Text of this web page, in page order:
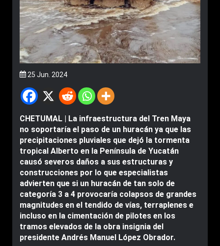
25 Jun. 2024
CHETUMAL | La infraestructura del Tren Maya
no soportaría el paso de un huracán ya que las
precipitaciones pluviales que dejó la tormenta
tropical Alberto en la Península de Yucatán
causó severos daños a sus estructuras y
construcciones por lo que especialistas
advierten que si un huracán de tan solo de
categoría 3 a 4 provocaría colapsos de grandes
magnitudes en el tendido de vías, terraplenes e
incluso en la cimentación de pilotes en los
tramos elevados de la obra insignia del
presidente Andrés Manuel López Obrador.